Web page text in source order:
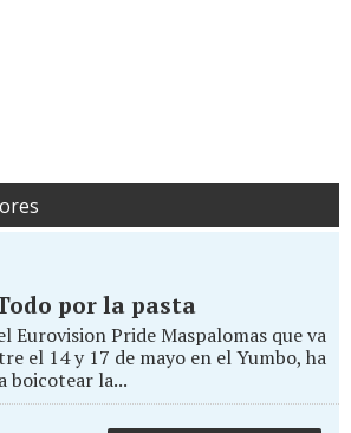
por la pasta
Eurovision Pride Maspalomas que va
el 14 y 17 de mayo en el Yumbo, ha
boicotear la...